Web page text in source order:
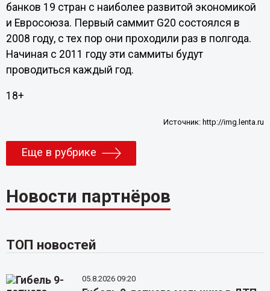
банков 19 стран с наиболее развитой экономикой
и Евросоюза. Первый саммит G20 состоялся в
2008 году, с тех пор они проходили раз в полгода.
Начиная с 2011 году эти саммиты будут
проводиться каждый год.
18+
Источник: http://img.lenta.ru
Еще в рубрике
Новости партнёров
ТОП новостей
05.8.2026 09:20